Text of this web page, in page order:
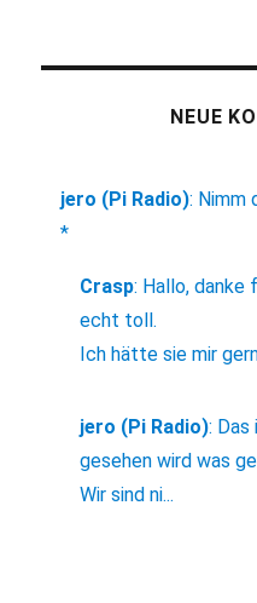
NEUE
jero (Pi Radio): Nimm
*
Crasp: Hallo, danke
echt toll.
Ich hätte sie mir
jero (Pi Radio): Das
gesehen wird was
Wir sind ni...